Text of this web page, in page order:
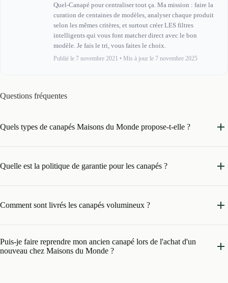
Quel-Canapé pour centraliser tout ça. Ma mission : faire la
curation de centaines de modèles, analyser chaque produit
selon les mêmes critères, et surtout créer LES filtres
intelligents qui vous font matcher direct avec le bon
modèle. Je fais le tri, vous faites le choix.
Publié le 7 novembre 2021 • Mis à jour le 7 novembre 2025
Questions fréquentes
Quels types de canapés Maisons du Monde propose-t-elle ?
Quelle est la politique de garantie pour les canapés ?
Comment sont livrés les canapés volumineux ?
Puis-je faire reprendre mon ancien canapé lors de l'achat d'un
nouveau chez Maisons du Monde ?